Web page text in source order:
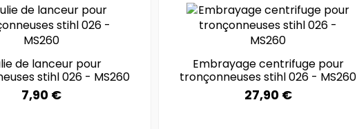
de lanceur pour
stihl 026 - MS260
7,90 €
Embrayage centrifuge pour
tronçonneuses stihl 026 - MS260
27,90 €